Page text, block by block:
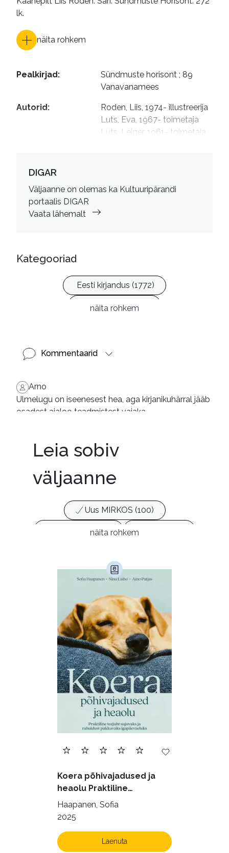
lk.
näita rohkem
Pealkirjad:
Sündmuste horisont ; 89
Vanavanamees
Autorid:
Roden, Liis, 1974- illustreerija
Luts, Eva, 1967- toimetaja
Luts, Leiger, 1961- toimetaja
DIGAR
Väljaanne on olemas ka Kultuuripärandi
portaalis DIGAR
Vaata lähemalt
Kategooriad
Eesti kirjandus (1772)
Ilukirjandus (4255)
näita rohkem
Kommentaarid
Arno
Ulmelugu on iseenesest hea, aga kirjanikuhärral jääb
osadest ajaloo teadmistest vajaka..
Leia sobiv
väljaanne
Uus MIRKOS (100)
Populaarsed (25)
Ajakirjad (17)
Armastusromaanid (292)
Biograafiad (228)
Eesti kirjandus (1772)
Ettevõtlus (30)
Filoloogia (121)
Filosoofia (146)
Geograafia (65)
Haridus (20)
Ilukirjandus (4255)
Krimi ja põnevik (1285)
Kultuur ja teadus (45)
Kunst ja looming (86)
Laste- ja noortekirjandus (581)
näita rohkem
Koera põhivajadused ja
heaolu Praktiline
käsiraamat sujuvaks ja
rahuldust pakkuvaks
Haapanen, Sofia
2025
Laenuta